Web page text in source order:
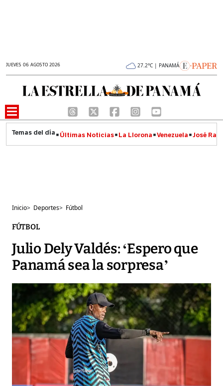
JUEVES 06 AGOSTO 2026 27.2°C | PANAMÁ
Últimas Noticias La Llorona Venezuela José
Inicio> Deportes> Fútbol
FÚTBOL
Julio Dely Valdés: ‘Espero que
Panamá sea la sorpresa’